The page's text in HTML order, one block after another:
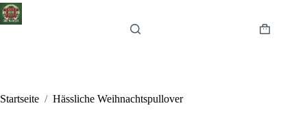
Zum
Inhalt
Warenkorb
Startseite / Hässliche Weihnachtspullover